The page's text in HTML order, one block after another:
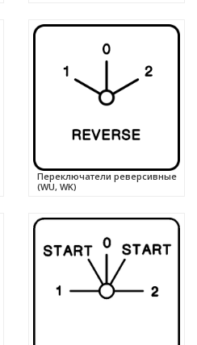
Переключатели реверсивные
(WU, WK)